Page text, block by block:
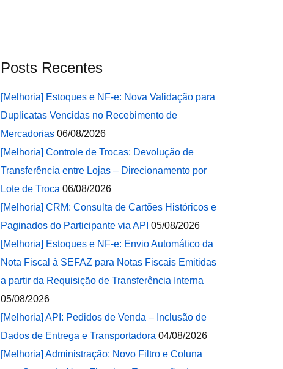
Posts Recentes
[Melhoria] Estoques e NF-e: Nova Validação para
Duplicatas Vencidas no Recebimento de
Mercadorias 06/08/2026
[Melhoria] Controle de Trocas: Devolução de
Transferência entre Lojas – Direcionamento por
Lote de Troca 06/08/2026
[Melhoria] CRM: Consulta de Cartões Históricos e
Paginados do Participante via API 05/08/2026
[Melhoria] Estoques e NF-e: Envio Automático da
Nota Fiscal à SEFAZ para Notas Fiscais Emitidas
a partir da Requisição de Transferência Interna
05/08/2026
[Melhoria] API: Pedidos de Venda – Inclusão de
Dados de Entrega e Transportadora 04/08/2026
[Melhoria] Administração: Novo Filtro e Coluna